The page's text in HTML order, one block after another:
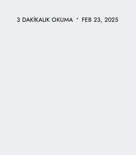
3 DAKİKALIK OKUMA • FEB 23, 2025